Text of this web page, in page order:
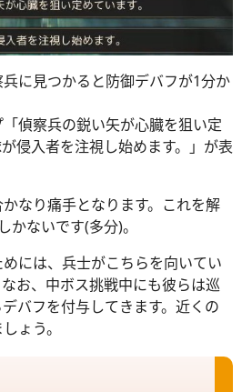
に見つかると防御デバフが1分か
偵察兵の鋭い矢が心臓を狙い定
侵入者を注視し始めます。」が表
なり痛手となります。これを解
かないです(多分)。
には、兵士がこちらを向いてい
お、中ボス挑戦中にも彼らは巡
バフを付与してきます。近くの
ょう。